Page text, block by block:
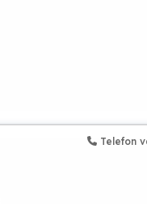
Telefon